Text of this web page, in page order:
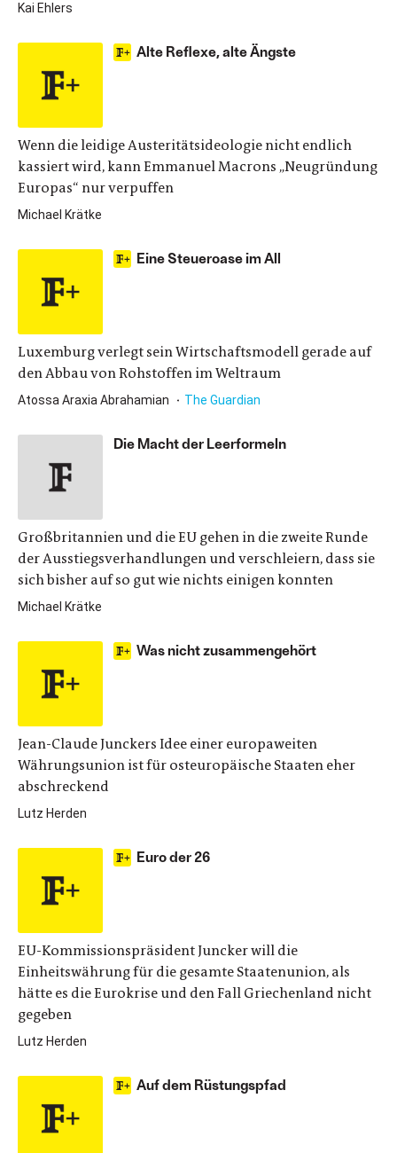
Kai Ehlers
Alte Reflexe, alte Ängste
Wenn die leidige Austeritätsideologie nicht endlich
kassiert wird, kann Emmanuel Macrons „Neugründung
Europas“ nur verpuffen
Michael Krätke
Eine Steueroase im All
Luxemburg verlegt sein Wirtschaftsmodell gerade auf
den Abbau von Rohstoffen im Weltraum
Atossa Araxia Abrahamian The Guardian
Die Macht der Leerformeln
Großbritannien und die EU gehen in die zweite Runde
der Ausstiegsverhandlungen und verschleiern, dass sie
sich bisher auf so gut wie nichts einigen konnten
Michael Krätke
Was nicht zusammengehört
Jean-Claude Junckers Idee einer europaweiten
Währungsunion ist für osteuropäische Staaten eher
abschreckend
Lutz Herden
Euro der 26
EU-Kommissionspräsident Juncker will die
Einheitswährung für die gesamte Staatenunion, als
hätte es die Eurokrise und den Fall Griechenland nicht
gegeben
Lutz Herden
Auf dem Rüstungspfad